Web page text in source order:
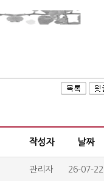
작성자 날짜
관리자 26-07-22